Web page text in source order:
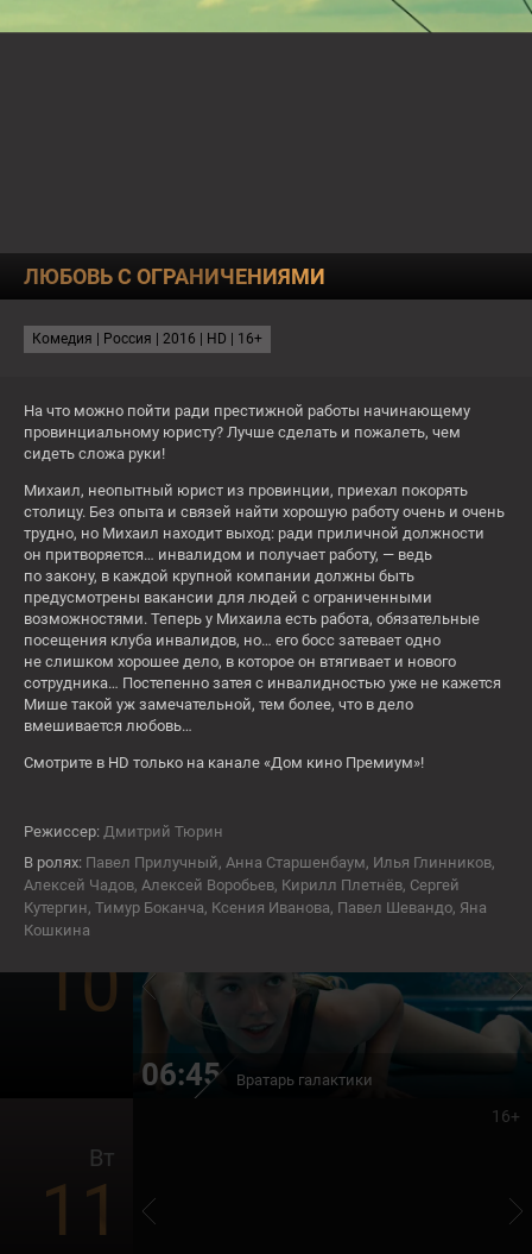
ЗАВТРА
СЕЙЧАС
Право на лево
Сб
8
16+
СЕЙЧАС Право на лево
Вс
9
07:40 От печали до радости
Пн
10
06:45 Вратарь галактики
Вт
11
16+
ЛЮБОВЬ С ОГРАНИЧЕНИЯМИ
Комедия | Россия | 2016 | HD | 16+
На что можно пойти ради престижной работы начинающему
провинциальному юристу? Лучше сделать и пожалеть, чем
сидеть сложа руки!
Михаил, неопытный юрист из провинции, приехал покорять
столицу. Без опыта и связей найти хорошую работу очень и очень
трудно, но Михаил находит выход: ради приличной должности
он притворяется… инвалидом и получает работу, — ведь
по закону, в каждой крупной компании должны быть
предусмотрены вакансии для людей с ограниченными
возможностями. Теперь у Михаила есть работа, обязательные
посещения клуба инвалидов, но… его босс затевает одно
не слишком хорошее дело, в которое он втягивает и нового
сотрудника… Постепенно затея с инвалидностью уже не кажется
Мише такой уж замечательной, тем более, что в дело
вмешивается любовь…
Смотрите в HD только на канале «Дом кино Премиум»!
Режиссер: Дмитрий Тюрин
В ролях: Павел Прилучный, Анна Старшенбаум, Илья Глинников,
Алексей Чадов, Алексей Воробьев, Кирилл Плетнёв, Сергей
Кутергин, Тимур Боканча, Ксения Иванова, Павел Шевандо, Яна
Кошкина